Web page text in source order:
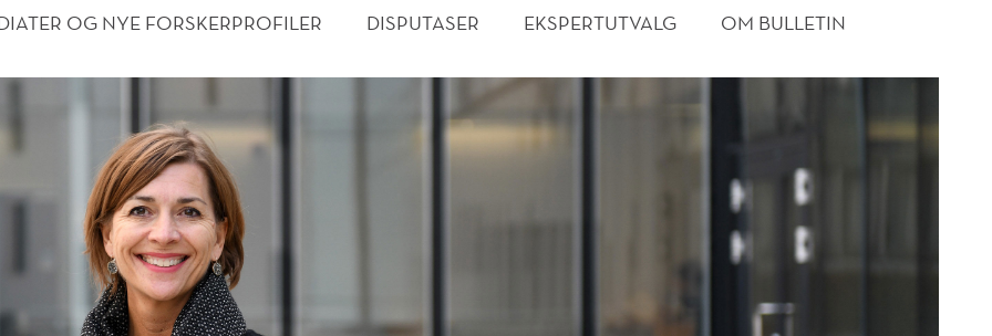
NETTSTEDET
OG NYE FORSKERPROFILER DISPUTASER EKSPERTUTVALG OM BULLETIN